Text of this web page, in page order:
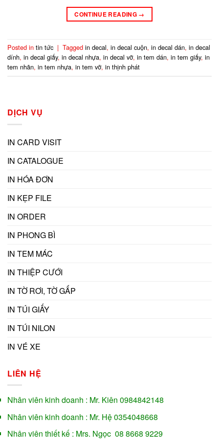
CONTINUE READING →
Posted in tin tức | Tagged in decal, in decal cuộn, in decal dán, in decal
dính, in decal giấy, in decal nhựa, in decal vỡ, in tem dán, in tem giấy, in
tem nhãn, in tem nhựa, in tem vỡ, in thịnh phát
DỊCH VỤ
IN CARD VISIT
IN CATALOGUE
IN HÓA ĐƠN
IN KẸP FILE
IN ORDER
IN PHONG BÌ
IN TEM MÁC
IN THIỆP CƯỚI
IN TỜ RƠI, TỜ GẤP
IN TÚI GIẤY
IN TÚI NILON
IN VÉ XE
LIÊN HỆ
Nhân viên kinh doanh : Mr. Kiên 0984842148
Nhân viên kinh doanh : Mr. Hệ 0354048668
Nhân viên thiết kế : Mrs. Ngọc 08 8668 9229